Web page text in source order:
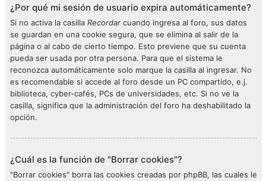
¿Por qué mi sesión de usuario expira automáticamente?
Si no activa la casilla Recordar cuando ingresa al foro, sus datos
se guardan en una cookie segura, que se elimina al salir de la
página o al cabo de cierto tiempo. Esto previene que su cuenta
pueda ser usada por otra persona. Para que el sistema le
reconozca automáticamente solo marque la casilla al ingresar. No
es recomendable si accede al foro desde un PC compartido, e.j.
biblioteca, cyber-cafés, PCs de universidades, etc. Si no ve la
casilla, significa que la administración del foro ha deshabilitado la
opción.
¿Cuál es la función de "Borrar cookies"?
"Borrar cookies" borra las cookies creadas por phpBB, las cuales le